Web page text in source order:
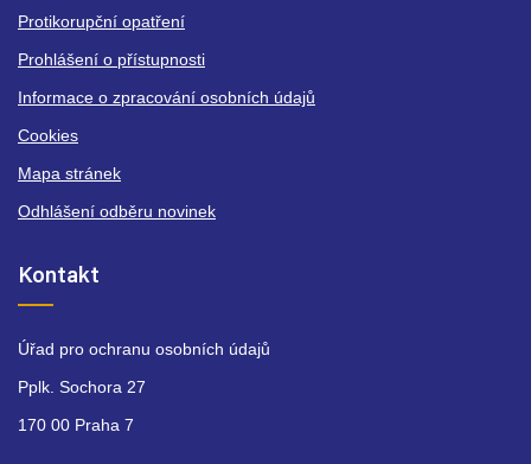
Protikorupční opatření
Prohlášení o přístupnosti
Informace o zpracování osobních údajů
Cookies
Mapa stránek
Odhlášení odběru novinek
Kontakt
Úřad pro ochranu osobních údajů
Pplk. Sochora 27
170 00 Praha 7